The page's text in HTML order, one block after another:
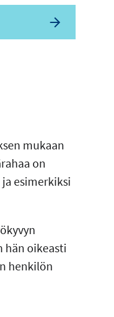
mukaan
on
esimerkiksi
hän oikeasti
henkilön